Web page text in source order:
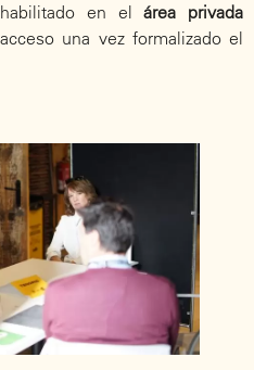
en elárea privada
una vez formalizado el